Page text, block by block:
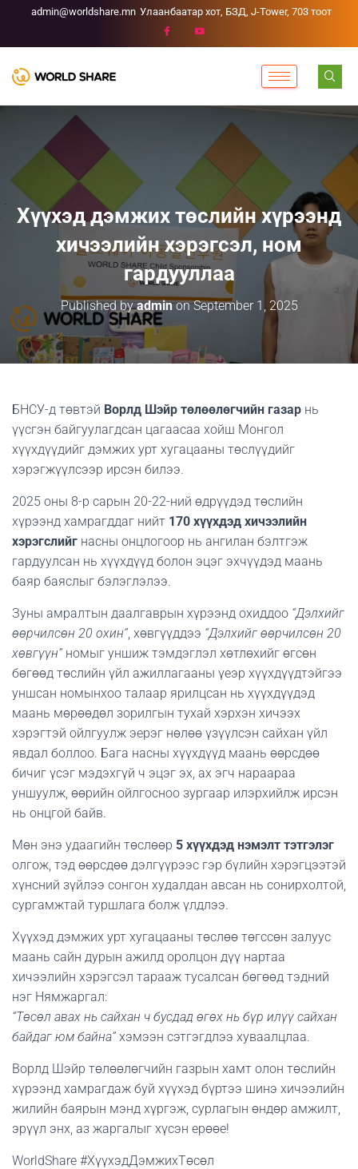
admin@worldshare.mn Улаанбаатар хот, БЗД, J-Tower, 703 тоот
Хүүхэд дэмжих төслийн хүрээнд
хичээлийн хэрэгсэл, ном
гардууллаа
Published byadminonSeptember 1, 2025
БНСУ-д төвтэй Ворлд Шэйр төлөөлөгчийн газар нь
үүсгэн байгуулагдсан цагаасаа хойш Монгол
хүүхдүүдийг дэмжих урт хугацааны төслүүдийг
хэрэгжүүлсээр ирсэн билээ.
2025 оны 8-р сарын 20-22-ний өдрүүдэд төслийн
хүрээнд хамрагддаг нийт 170 хүүхдэд хичээлийн
хэрэгслийг насны онцлогоор нь ангилан бэлтгэж
гардуулсан нь хүүхдүүд болон эцэг эхчүүдэд маань
баяр баяслыг бэлэглэлээ.
Зуны амралтын даалгаврын хүрээнд охиддоо “Дэлхийг
өөрчилсөн 20 охин”, хөвгүүддээ “Дэлхийг өөрчилсөн 20
хөвгүүн”номыг уншиж тэмдэглэл хөтлөхийг өгсөн
бөгөөд төслийн үйл ажиллагааны үеэр хүүхдүүдтэйгээ
уншсан номынхоо талаар ярилцсан нь хүүхдүүдэд
маань мөрөөдөл зорилгын тухай хэрхэн хичээх
хэрэгтэй ойлгуулж эерэг нөлөө үзүүлсэн сайхан үйл
явдал боллоо. Бага насны хүүхдүүд маань өөрсдөө
бичиг үсэг мэдэхгүй ч эцэг эх, ах эгч нараараа
уншуулж, өөрийн ойлгосноо зургаар илэрхийлж ирсэн
нь онцгой байв.
Мөн энэ удаагийн төслөөр 5 хүүхдэд нэмэлт тэтгэлэг
олгож, тэд өөрсдөө дэлгүүрээс гэр бүлийн хэрэгцээтэй
хүнсний зүйлээ сонгон худалдан авсан нь сонирхолтой,
сургамжтай туршлага болж үлдлээ.
Хүүхэд дэмжих урт хугацааны төслөө төгссөн залуус
маань сайн дурын ажилд оролцон дүү нартаа
хичээлийн хэрэгсэл тарааж тусалсан бөгөөд тэдний
нэг Нямжаргал:
“Төсөл авах нь сайхан ч бусдад өгөх нь бүр илүү сайхан
байдаг юм байна”хэмээн сэтгэгдлээ хуваалцлаа.
Ворлд Шэйр төлөөлөгчийн газрын хамт олон төслийн
хүрээнд хамрагдаж буй хүүхэд бүртээ шинэ хичээлийн
жилийн баярын мэнд хүргэж, сурлагын өндөр амжилт,
эрүүл энх, аз жаргалыг хүсэн ерөөе!
WorldShare #ХүүхэдДэмжихТөсөл